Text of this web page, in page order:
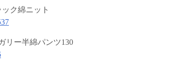
ク綿ニット
リー半綿パンツ130